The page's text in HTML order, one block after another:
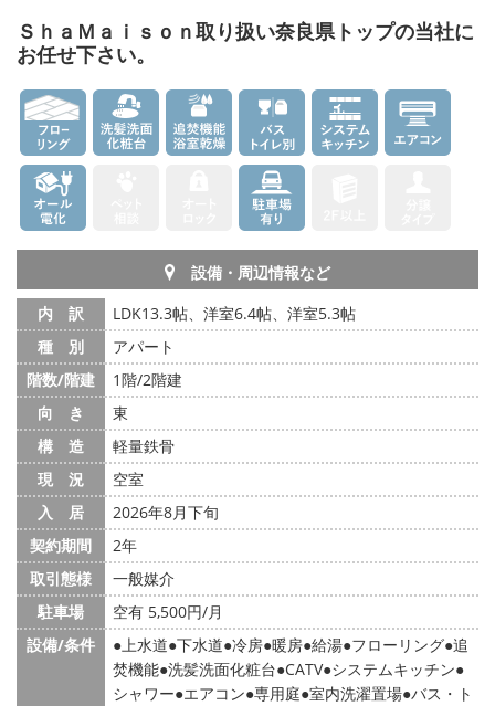
ＳｈａＭａｉｓｏｎ取り扱い奈良県トップの当社に
お任せ下さい。
設備・周辺情報など
内 訳
LDK13.3帖、洋室6.4帖、洋室5.3帖
種 別
アパート
階数/階建
1階/2階建
向 き
東
構 造
軽量鉄骨
現 況
空室
入 居
2026年8月下旬
契約期間
2年
取引態様
一般媒介
駐車場
空有 5,500円/月
設備/条件
上水道 下水道 冷房 暖房 給湯 フローリング 追
焚機能 洗髪洗面化粧台 CATV システムキッチン
シャワー エアコン 専用庭 室内洗濯置場 バス・ト